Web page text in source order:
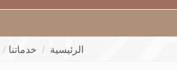
الرئيسية خدماتنا